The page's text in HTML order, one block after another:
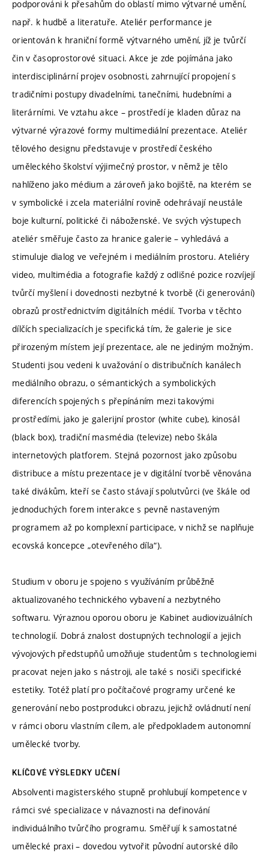
podporováni k přesahům do oblastí mimo výtvarné umění,
např. k hudbě a literatuře. Ateliér performance je
orientován k hraniční formě výtvarného umění, jíž je tvůrčí
čin v časoprostorové situaci. Akce je zde pojímána jako
interdisciplinární projev osobnosti, zahrnující propojení s
tradičními postupy divadelními, tanečními, hudebními a
literárními. Ve vztahu akce – prostředí je kladen důraz na
výtvarné výrazové formy multimediální prezentace. Ateliér
tělového designu představuje v prostředí českého
uměleckého školství výjimečný prostor, v němž je tělo
nahlíženo jako médium a zároveň jako bojiště, na kterém se
v symbolické i zcela materiální rovině odehrávají neustále
boje kulturní, politické či náboženské. Ve svých výstupech
ateliér směřuje často za hranice galerie – vyhledává a
stimuluje dialog ve veřejném i mediálním prostoru. Ateliéry
video, multimédia a fotografie každý z odlišné pozice rozvíjejí
tvůrčí myšlení i dovednosti nezbytné k tvorbě (či generování)
obrazů prostřednictvím digitálních médií. Tvorba v těchto
dílčích specializacích je specifická tím, že galerie je sice
přirozeným místem její prezentace, ale ne jediným možným.
Studenti jsou vedeni k uvažování o distribučních kanálech
mediálního obrazu, o sémantických a symbolických
diferencích spojených s přepínáním mezi takovými
prostředími, jako je galerijní prostor (white cube), kinosál
(black box), tradiční masmédia (televize) nebo škála
internetových platforem. Stejná pozornost jako způsobu
distribuce a místu prezentace je v digitální tvorbě věnována
také divákům, kteří se často stávají spolutvůrci (ve škále od
jednoduchých forem interakce s pevně nastaveným
programem až po komplexní participace, v nichž se naplňuje
ecovská koncepce „otevřeného díla“).
Studium v oboru je spojeno s využíváním průběžně
aktualizovaného technického vybavení a nezbytného
softwaru. Výraznou oporou oboru je Kabinet audiovizuálních
technologií. Dobrá znalost dostupných technologií a jejich
vývojových předstupňů umožňuje studentům s technologiemi
pracovat nejen jako s nástroji, ale také s nosiči specifické
estetiky. Totéž platí pro počítačové programy určené ke
generování nebo postprodukci obrazu, jejichž ovládnutí není
v rámci oboru vlastním cílem, ale předpokladem autonomní
umělecké tvorby.
KLÍČOVÉ VÝSLEDKY UČENÍ
Absolventi magisterského stupně prohlubují kompetence v
rámci své specializace v návaznosti na definování
individuálního tvůrčího programu. Směřují k samostatné
umělecké praxi – dovedou vytvořit původní autorské dílo